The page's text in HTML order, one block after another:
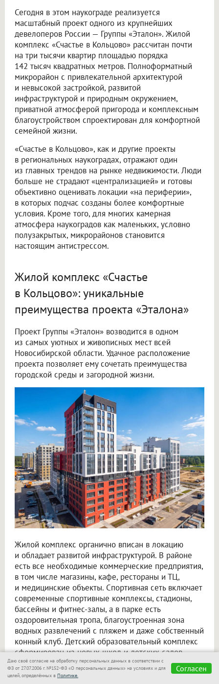
Сегодня в этом наукограде реализуется
масштабный проект одного из крупнейших
девелоперов России — Группы «Эталон». Жилой
комплекс «Счастье в Кольцово» рассчитан почти
на три тысячи квартир площадью порядка
142 тысяч квадратных метров. Полноформатный
микрорайон с привлекательной архитектурой
и невысокой застройкой, развитой
инфраструктурой и природным окружением,
приватной атмосферой пригорода и комплексным
благоустройством спроектирован для комфортной
семейной жизни.
«Счастье в Кольцово», как и другие проекты
в региональных наукоградах, отражают один
из главных трендов на рынке недвижимости. Люди
больше не страдают «централизацией» и готовы
объективно оценивать локации «на периферии»,
в которых подчас созданы более комфортные
условия. Кроме того, для многих камерная
атмосфера наукоградов как маленьких, условно
полузакрытых, микрорайонов становится
настоящим антистрессом.
Жилой комплекс «Счастье
в Кольцово»: уникальные
преимущества проекта «Эталона»
Проект Группы «Эталон» возводится в одном
из самых уютных и живописных мест всей
Новосибирской области. Удачное расположение
проекта позволяет ему сочетать преимущества
городской среды и загородной жизни.
Жилой комплекс органично вписан в локацию
и обладает развитой инфраструктурой. В районе
есть все необходимые коммерческие предприятия,
в том числе магазины, кафе, рестораны и ТЦ,
и медицинские объекты. Спортивная сеть включает
современные спортивные комплексы, стадионы,
бассейны и фитнес-залы, а в парке есть
оздоровительная тропа, благоустроенная зона
водных развлечений с пляжем и даже собственный
конный клуб. Детский образовательный комплекс
сформирован из новых школ и детских садов.
Инфраструктура для жизни соседствует
с передовыми научно-техническими центрами,
Даю своё согласие на обработку персональных данных в соответствии с
ФЗ от 27.07.2006 г. №152-ФЗ «О персональных данных» на условиях и для
целей, определённых в Политике.
Согласен